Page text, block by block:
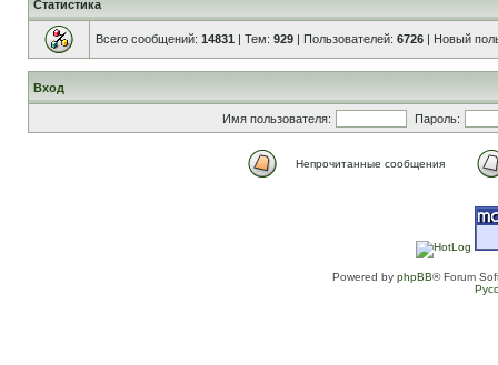
Статистика
Всего сообщений: 14831 | Тем: 929 | Пользователей: 6726 | Новый
Вход
Имя пользователя: Пароль:
Непрочитанные сообщения
Powered by phpBB® Forum